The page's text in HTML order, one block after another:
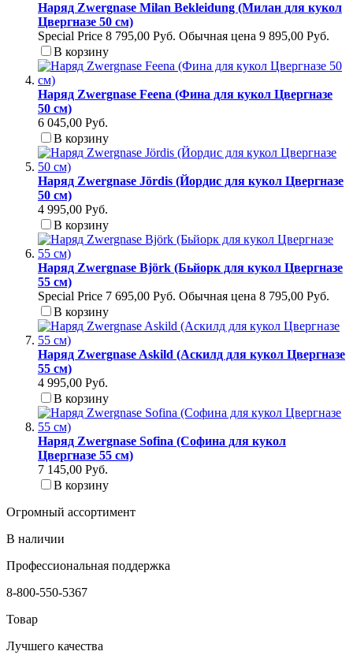
Наряд Zwergnase Milan Bekleidung (Милан для кукол
Цвергназе 50 см)
Special Price 8 795,00 Руб. Обычная цена 9 895,00 Руб.
В корзину
Наряд Zwergnase Feena (Фина для кукол Цвергназе
50 см)
6 045,00 Руб.
В корзину
Наряд Zwergnase Jördis (Йордис для кукол Цвергназе
50 см)
4 995,00 Руб.
В корзину
Наряд Zwergnase Björk (Бьйорк для кукол Цвергназе
55 см)
Special Price 7 695,00 Руб. Обычная цена 8 795,00 Руб.
В корзину
Наряд Zwergnase Askild (Аскилд для кукол Цвергназе
55 см)
4 995,00 Руб.
В корзину
Наряд Zwergnase Sofina (Софина для кукол
Цвергназе 55 см)
7 145,00 Руб.
В корзину
Огромный ассортимент
В наличии
Профессиональная поддержка
8-800-550-5367
Товар
Лучшего качества